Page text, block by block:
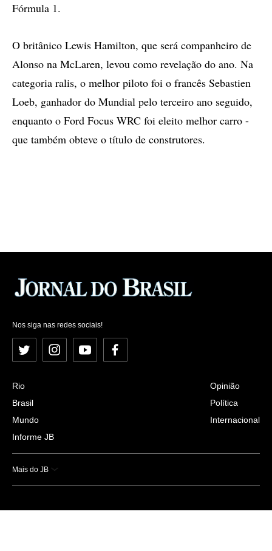
Fórmula 1.
O britânico Lewis Hamilton, que será companheiro de
Alonso na McLaren, levou como revelação do ano. Na
categoria ralis, o melhor piloto foi o francês Sebastien
Loeb, ganhador do Mundial pelo terceiro ano seguido,
enquanto o Ford Focus WRC foi eleito melhor carro -
que também obteve o título de construtores.
Nos siga nas redes sociais!
Twitter InstagramYouTubeFacebook
Rio
Brasil
Mundo
Informe JB
Opinião
Política
Internacional
Mais do JB
Esportes